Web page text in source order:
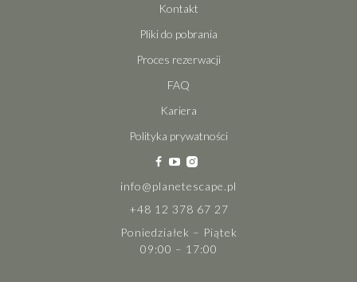
Kontakt
Pliki do pobrania
Proces rezerwacji
FAQ
Kariera
Polityka prywatności
info@planetescape.pl
+48 12 378 67 27
Poniedziałek – Piątek
09:00 – 17:00